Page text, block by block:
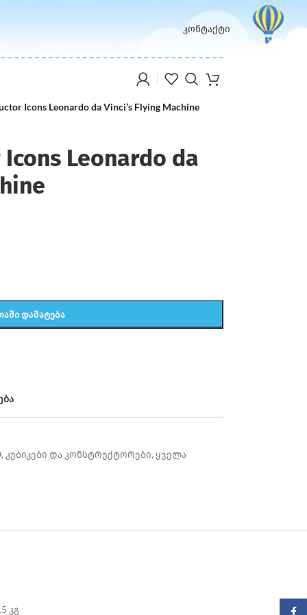
კონტაქტი
Icons Leonardo da Vinci’s Flying Machine
Icons Leonardo da
ᲓᲐᲛᲐᲢᲔᲑᲐ
, კუბიკები და კონსტრუქტორები, ყველა
კგ